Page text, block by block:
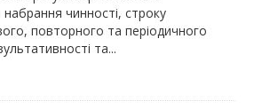
чинності, строку
повторного та періодичного
та...